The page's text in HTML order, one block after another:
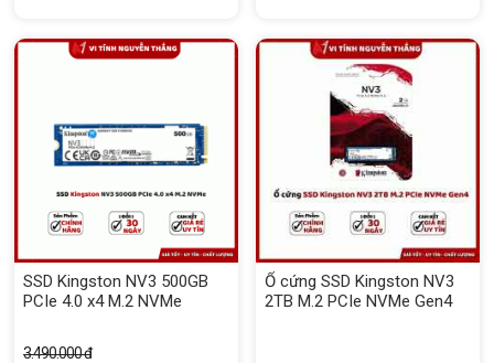
SSD Kingston NV3 500GB
PCIe 4.0 x4 M.2 NVMe
3.490.000 đ
Ổ cứng SSD Kingston NV3
2TB M.2 PCIe NVMe Gen4